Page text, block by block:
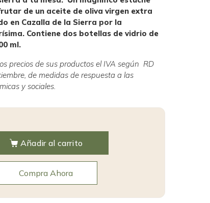
de un aceite de oliva virgen extra
en Cazalla de la Sierra por la
Contiene dos botellas de vidrio de
ml.
precios de sus productos el IVA según RD
de medidas de respuesta a las
y sociales.
Añadir al carrito
Compra Ahora